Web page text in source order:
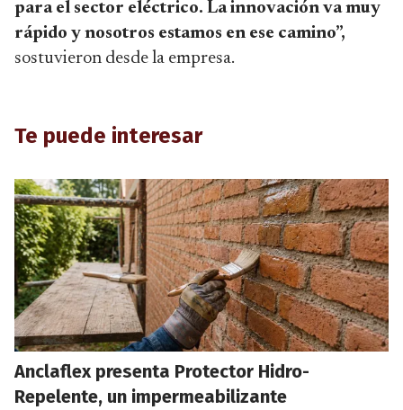
para el sector eléctrico. La innovación va muy
rápido y nosotros estamos en ese camino”,
sostuvieron desde la empresa.
Te puede interesar
Anclaflex presenta Protector Hidro-
Repelente, un impermeabilizante